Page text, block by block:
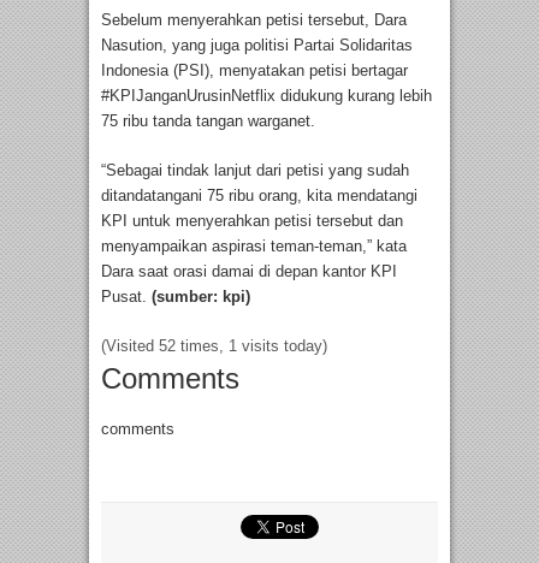
Sebelum menyerahkan petisi tersebut, Dara
Nasution, yang juga politisi Partai Solidaritas
Indonesia (PSI), menyatakan petisi bertagar
#KPIJanganUrusinNetflix didukung kurang lebih
75 ribu tanda tangan warganet.
“Sebagai tindak lanjut dari petisi yang sudah
ditandatangani 75 ribu orang, kita mendatangi
KPI untuk menyerahkan petisi tersebut dan
menyampaikan aspirasi teman-teman,” kata
Dara saat orasi damai di depan kantor KPI
Pusat. (sumber: kpi)
(Visited 52 times, 1 visits today)
Comments
comments